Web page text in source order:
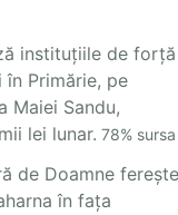
instituțiile de forță
Primărie, pe
Maiei Sandu,
lei lunar. 78% sursa
de Doamne
în fața